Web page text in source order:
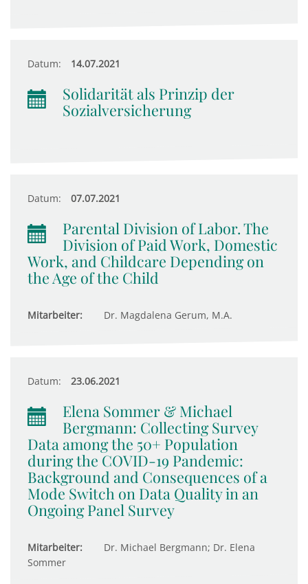
Datum: 14.07.2021
Solidarität als Prinzip der
Sozialversicherung
Datum: 07.07.2021
Parental Division of Labor. The
Division of Paid Work, Domestic
Work, and Childcare Depending on
the Age of the Child
Mitarbeiter: Dr. Magdalena Gerum, M.A.
Datum: 23.06.2021
Elena Sommer & Michael
Bergmann: Collecting Survey
Data among the 50+ Population
during the COVID-19 Pandemic:
Background and Consequences of a
Mode Switch on Data Quality in an
Ongoing Panel Survey
Mitarbeiter:
Dr. Michael Bergmann; Dr. Elena
Sommer